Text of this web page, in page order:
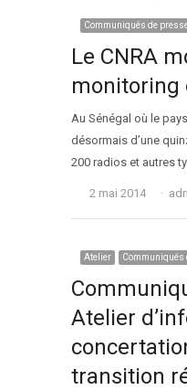
Communiqués de
Le CNRA
monitoring
Au Sénégal où le
désormais d’une
200 radios et autres
2 mai 2014
Atelier Communiqués
Atelier
transition